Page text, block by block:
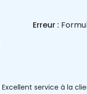
Erreur :
Excellent service à la